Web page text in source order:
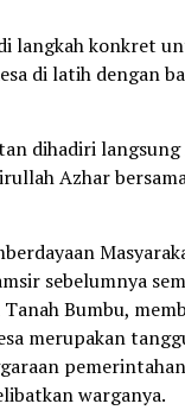
langkah konkret
di latih dengan
dihadiri
Azhar
sebelumnya
Bumbu,
merupakan
warganya.